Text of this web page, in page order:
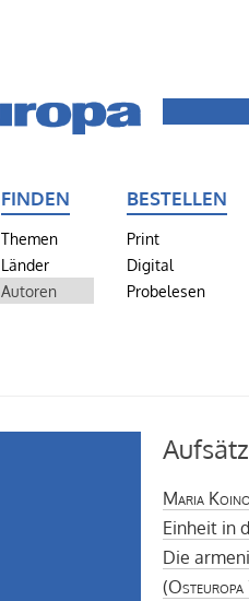
FINDEN
Themen
Länder
Autoren
BESTELLEN
Print
Digital
Probelesen
Maria
Einheit in
Die
(Osteuropa